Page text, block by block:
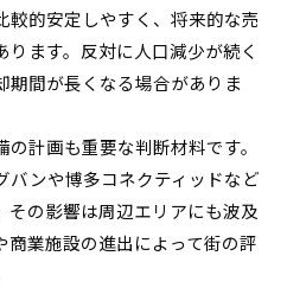
較的安定しやすく、将来的な売
ます。反対に人口減少が続く
間が長くなる場合がありま
計画も重要な判断材料です。
バンや博多コネクティッドなど
その影響は周辺エリアにも波及
商業施設の進出によって街の評